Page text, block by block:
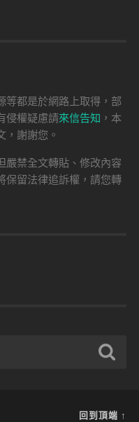
等都是於網路上取得，部
侵權疑慮請來信告知 ，本
，謝謝您。
嚴禁全文轉貼、修改內容
保留法律追訴權，請您轉
回到頂端 ↑